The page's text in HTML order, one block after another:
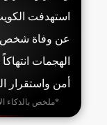
استهدفت
الهجمات
أمن واستقرار
*ملخص بالذكاء